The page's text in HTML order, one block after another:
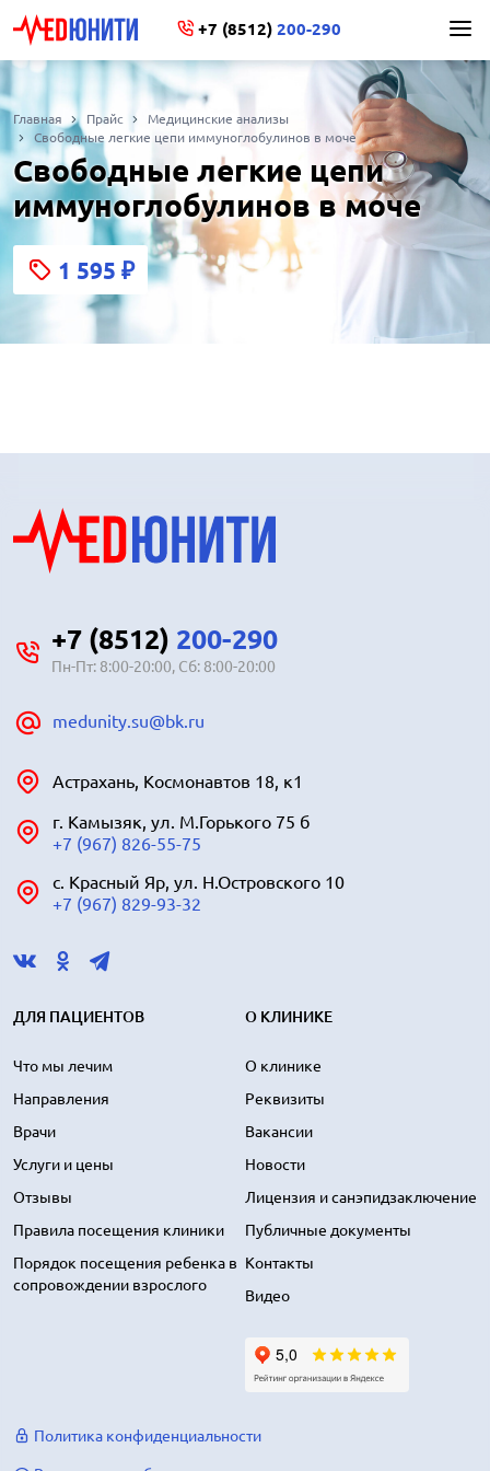
+7 (8512) 200-290
Главная Прайс
Медицинские анализы
Свободные легкие цепи иммуноглобулинов в моче
Свободные легкие цепи
иммуноглобулинов в моче
1 595 ₽
+7 (8512) 200-290
Пн-Пт: 8:00-20:00, Сб: 8:00-20:00
medunity.su@bk.ru
Астрахань, Космонавтов 18, к1
г. Камызяк, ул. М.Горького 75 б
+7 (967) 826-55-75
с. Красный Яр, ул. Н.Островского 10
+7 (967) 829-93-32
ДЛЯ ПАЦИЕНТОВ
Что мы лечим
Направления
Врачи
Услуги и цены
Отзывы
Правила посещения клиники
Порядок посещения ребенка в
сопровождении взрослого
О КЛИНИКЕ
О клинике
Реквизиты
Вакансии
Новости
Лицензия и санэпидзаключение
Публичные документы
Контакты
Видео
Политика конфиденциальности